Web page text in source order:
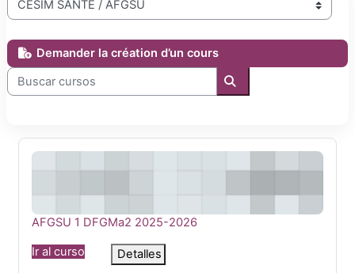
Demander la création d’un cours
Buscar cursos
Buscar cursos
AFGSU 1 DFGMa2 2025-2026
Nombre del curso
AFGSU 1 DFGMa2 2025-2026
Ir al curso Detalles